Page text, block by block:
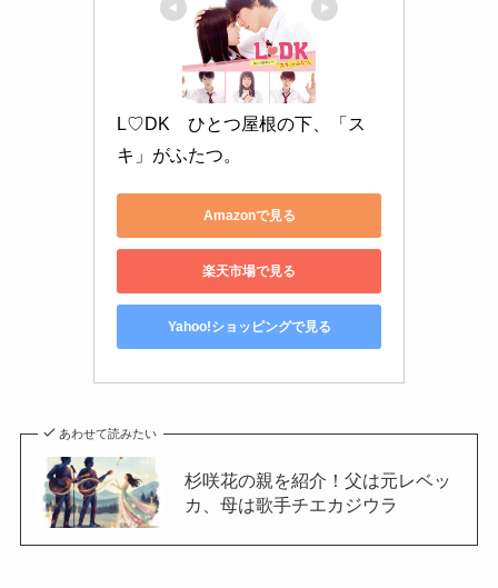
L♡DK　ひとつ屋根の下、「ス
キ」がふたつ。
Amazonで見る
楽天市場で見る
Yahoo!ショッピングで見る
あわせて読みたい
杉咲花の親を紹介！父は元レベッ
カ、母は歌手チエカジウラ